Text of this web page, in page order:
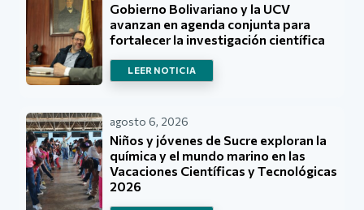
Gobierno Bolivariano y la UCV
avanzan en agenda conjunta para
fortalecer la investigación científica
LEER NOTICIA
agosto 6, 2026
Niños y jóvenes de Sucre exploran la
química y el mundo marino en las
Vacaciones Científicas y Tecnológicas
2026